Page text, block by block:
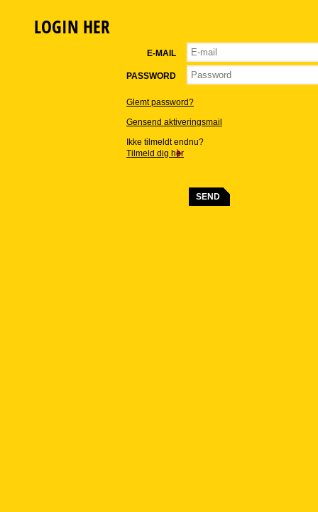
LOGIN HER
E-MAIL
PASSWORD
Glemt password?
Gensend aktiveringsmail
Ikke tilmeldt endnu?
Tilmeld dig her